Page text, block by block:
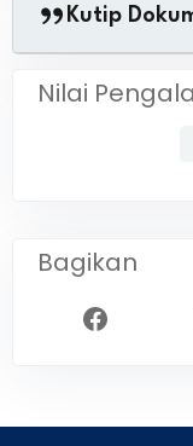
Kutip
Nilai
Bagikan